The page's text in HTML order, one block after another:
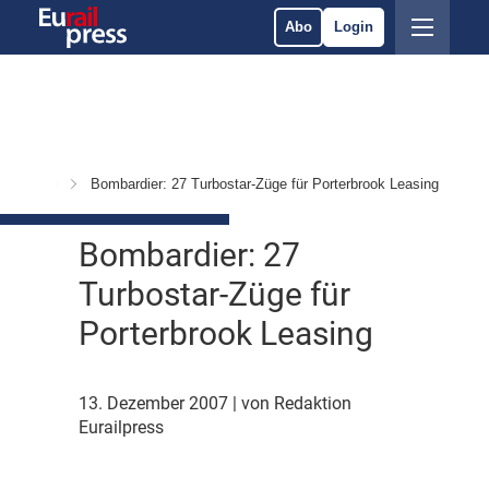
Abo Login
Bombardier: 27 Turbostar-Züge für Porterbrook Leasing
Bombardier: 27
Turbostar-Züge für
Porterbrook Leasing
13. Dezember 2007
| von Redaktion
Eurailpress